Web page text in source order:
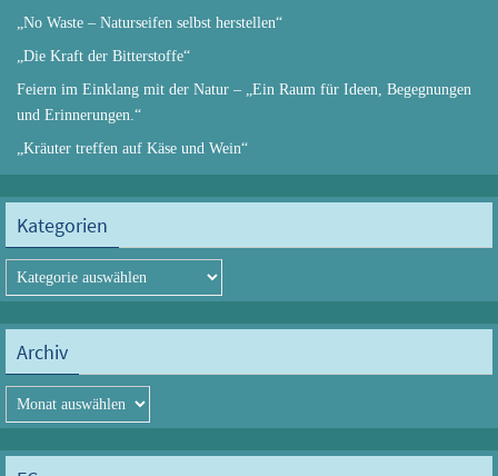
„No Waste – Naturseifen selbst herstellen“
„Die Kraft der Bitterstoffe“
Feiern im Einklang mit der Natur – „Ein Raum für Ideen, Begegnungen
und Erinnerungen.“
„Kräuter treffen auf Käse und Wein“
Kategorien
Kategorien
Archiv
Archiv